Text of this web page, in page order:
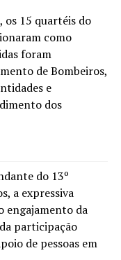
os 15 quartéis do
como
foram
de Bombeiros,
e
dos
do 13º
a expressiva
engajamento da
participação
de pessoas em